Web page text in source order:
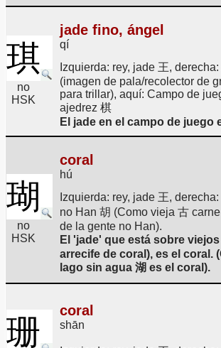
琪
no
HSK
jade fino, ángel
qí
Izquierda: rey, jade 王,
(imagen de pala/recolector de
para trillar), aquí: Campo de
ajedrez 棋
El jade en el campo de juego
瑚
no
HSK
coral
hú
Izquierda: rey, jade 王,
no Han 胡 (Como vieja 古
de la gente no Han).
El 'jade' que está sobre
arrecife de coral), es el coral.
lago sin agua 湖 es el coral).
珊
coral
shān